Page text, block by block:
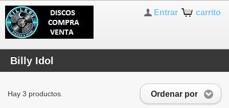
carrito
Entrar
Billy Idol
Ordenar por
Hay 3 productos.